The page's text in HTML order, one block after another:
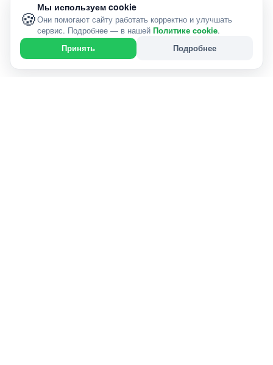
🍪 Мы используем cookie
Они помогают сайту работать корректно и улучшать
сервис. Подробнее — в нашей Политике cookie.
Принять Подробнее